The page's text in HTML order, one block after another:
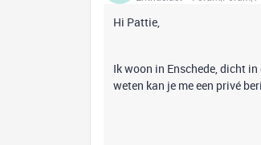
Hi Pattie,
Ik woon in Enschede, dicht
weten kan je me een privé